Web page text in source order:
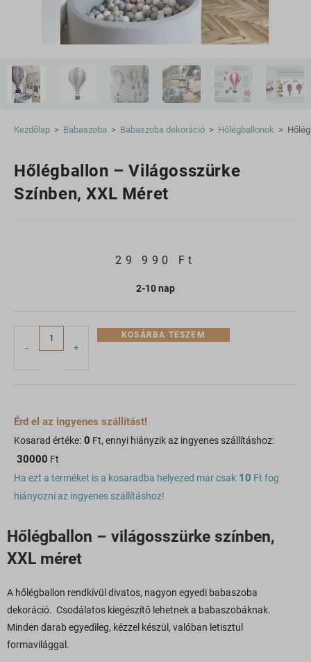
Kezdőlap > Babaszoba > Babaszoba dekoráció > Hőlégballonok >
Hőlégballon – Világosszürke
Színben, XXL Méret
29 990 Ft
2-10 nap
- +
KOSÁRBA TESZEM
Érd el az ingyenes szállítást!
Kosarad értéke: 0 Ft, ennyi hiányzik az ingyenes szállításhoz:
30000 Ft
Ha ezt a terméket is a kosaradba helyezed már csak 10 Ft fog
hiányozni az ingyenes szállításhoz!
Hőlégballon – világosszürke színben,
XXL méret
A hőlégballon rendkívül divatos, nagyon egyedi babaszoba
dekoráció. Csodálatos kiegészítő lehetnek a babaszobáknak.
Minden darab egyedileg, kézzel készül, valóban letisztul
formavilággal.